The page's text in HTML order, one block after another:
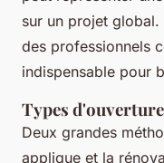
sur un projet global.
des professionnels
indispensable pour
Types
Deux grandes
applique et la